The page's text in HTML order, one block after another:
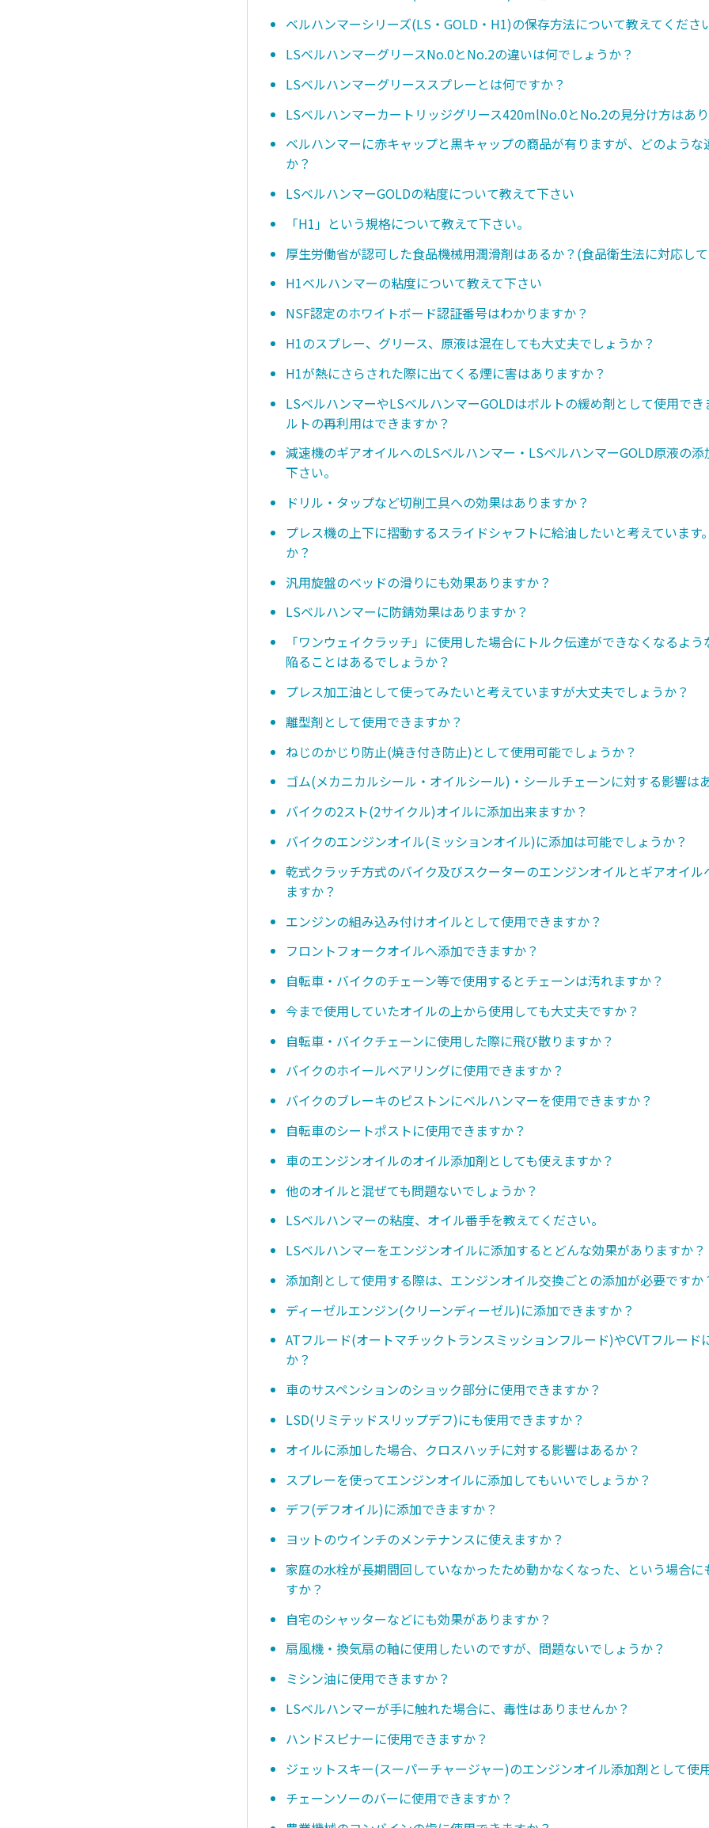
ベルハンマーシリーズ(LS・GOLD・H1)の保存方法について教えてくださ
LSベルハンマーグリースNo.0とNo.2の違いは何でしょうか？
LSベルハンマーグリーススプレーとは何ですか？
LSベルハンマーカートリッジグリース420mlNo.0とNo.2の見分け方はあ
ベルハンマーに赤キャップと黒キャップの商品が有りますが、どのような
か？
LSベルハンマーGOLDの粘度について教えて下さい
「H1」という規格について教えて下さい。
厚生労働省が認可した食品機械用潤滑剤はあるか？(食品衛生法に対応し
H1ベルハンマーの粘度について教えて下さい
NSF認定のホワイトボード認証番号はわかりますか？
H1のスプレー、グリース、原液は混在しても大丈夫でしょうか？
H1が熱にさらされた際に出てくる煙に害はありますか？
LSベルハンマーやLSベルハンマーGOLDはボルトの緩め剤として使用で
ルトの再利用はできますか？
減速機のギアオイルへのLSベルハンマー・LSベルハンマーGOLD原液の添
下さい。
ドリル・タップなど切削工具への効果はありますか？
プレス機の上下に摺動するスライドシャフトに給油したいと考えています
か？
汎用旋盤のベッドの滑りにも効果ありますか？
LSベルハンマーに防錆効果はありますか？
「ワンウェイクラッチ」に使用した場合にトルク伝達ができなくなるよ
陥ることはあるでしょうか？
プレス加工油として使ってみたいと考えていますが大丈夫でしょうか？
離型剤として使用できますか？
ねじのかじり防止(焼き付き防止)として使用可能でしょうか？
ゴム(メカニカルシール・オイルシール)・シールチェーンに対する影響は
バイクの2スト(2サイクル)オイルに添加出来ますか？
バイクのエンジンオイル(ミッションオイル)に添加は可能でしょうか？
乾式クラッチ方式のバイク及びスクーターのエンジンオイルとギアオイル
ますか？
エンジンの組み込み付けオイルとして使用できますか？
フロントフォークオイルへ添加できますか？
自転車・バイクのチェーン等で使用するとチェーンは汚れますか？
今まで使用していたオイルの上から使用しても大丈夫ですか？
自転車・バイクチェーンに使用した際に飛び散りますか？
バイクのホイールベアリングに使用できますか？
バイクのブレーキのピストンにベルハンマーを使用できますか？
自転車のシートポストに使用できますか？
車のエンジンオイルのオイル添加剤としても使えますか？
他のオイルと混ぜても問題ないでしょうか？
LSベルハンマーの粘度、オイル番手を教えてください。
LSベルハンマーをエンジンオイルに添加するとどんな効果がありますか？
添加剤として使用する際は、エンジンオイル交換ごとの添加が必要ですか
ディーゼルエンジン(クリーンディーゼル)に添加できますか？
ATフルード(オートマチックトランスミッションフルード)やCVTフルード
か？
車のサスペンションのショック部分に使用できますか？
LSD(リミテッドスリップデフ)にも使用できますか？
オイルに添加した場合、クロスハッチに対する影響はあるか？
スプレーを使ってエンジンオイルに添加してもいいでしょうか？
デフ(デフオイル)に添加できますか？
ヨットのウインチのメンテナンスに使えますか？
家庭の水栓が長期間回していなかったため動かなくなった、という場合に
すか？
自宅のシャッターなどにも効果がありますか？
扇風機・換気扇の軸に使用したいのですが、問題ないでしょうか？
ミシン油に使用できますか？
LSベルハンマーが手に触れた場合に、毒性はありませんか？
ハンドスピナーに使用できますか？
ジェットスキー(スーパーチャージャー)のエンジンオイル添加剤として使
チェーンソーのバーに使用できますか？